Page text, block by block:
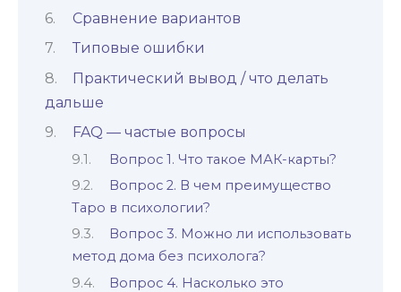
Сравнение вариантов
Типовые ошибки
Практический вывод / что делать
дальше
FAQ — частые вопросы
Вопрос 1. Что такое МАК-карты?
Вопрос 2. В чем преимущество
Таро в психологии?
Вопрос 3. Можно ли использовать
метод дома без психолога?
Вопрос 4. Насколько это